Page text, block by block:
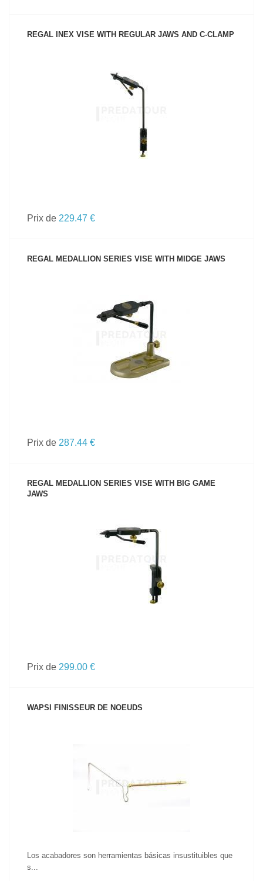
REGAL INEX VISE WITH REGULAR JAWS AND C-CLAMP
VOIR LE PRODUIT
Prix de 229.47 €
REGAL MEDALLION SERIES VISE WITH MIDGE JAWS
VOIR LE PRODUIT
Prix de 287.44 €
REGAL MEDALLION SERIES VISE WITH BIG GAME
JAWS
VOIR LE PRODUIT
Prix de 299.00 €
WAPSI FINISSEUR DE NOEUDS
Los acabadores son herramientas básicas insustituibles que
s...